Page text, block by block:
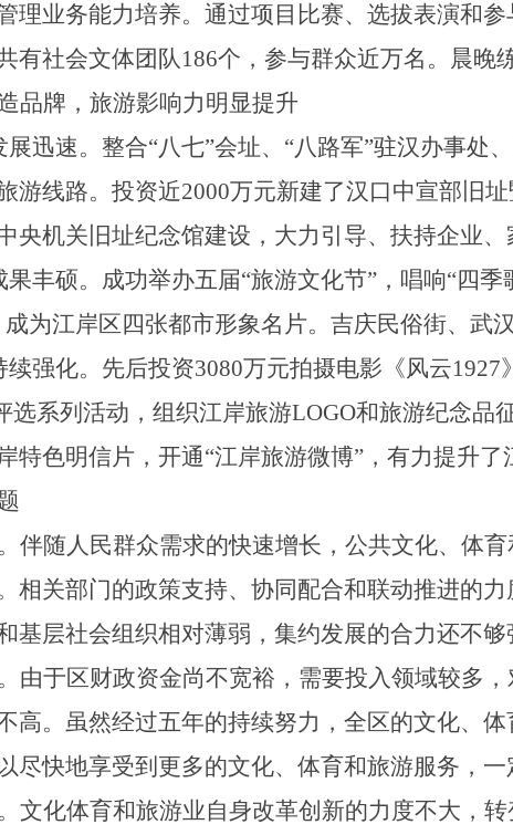
理业务能力培养。通过项目比赛、选拔表演和
有社会文体团队186个，参与群众近万名。晨晚
品牌，旅游影响力明显提升
展迅速。整合“八七”会址、“八路军”驻汉办事处
游线路。投资近2000万元新建了汉口中宣部旧
央机关旧址纪念馆建设，大力引导、扶持企业、
果丰硕。成功举办五届“旅游文化节”，唱响“四
为江岸区四张都市形象名片。吉庆民俗街、武
续强化。先后投资3080万元拍摄电影《风云1927
选系列活动，组织江岸旅游LOGO和旅游纪念品
特色明信片，开通“江岸旅游微博”，有力提升了
伴随人民群众需求的快速增长，公共文化、体
相关部门的政策支持、协同配合和联动推进的
基层社会组织相对薄弱，集约发展的合力还不够
由于区财政资金尚不宽裕，需要投入领域较多，
高。虽然经过五年的持续努力，全区的文化、
尽快地享受到更多的文化、体育和旅游服务，一
文化体育和旅游业自身改革创新的力度不大，